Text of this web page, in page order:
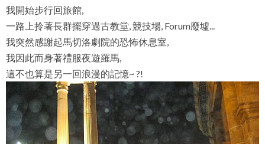
我開始步行回旅館,
一路上拎著長群擺穿過古教堂, 競技場, Forum廢墟...
我突然感謝起馬切洛劇院的恐怖休息室,
我因此而身著禮服夜遊羅馬,
這不也算是另一回浪漫的記憶~ ?!